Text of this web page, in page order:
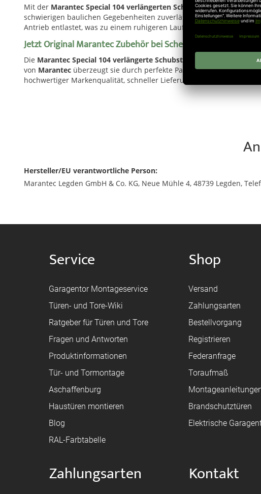
Mit der Marantec Special 104 verlängerten Schubstange 2125 mm
schwierigen baulichen Gegebenheiten zuverlässig arbeitet und
Antrieb entlastet, was zu einem ruhigeren Lauf und einer höheren
Jetzt Original Marantec Zubehör bei Scheurich24 bestellen
Die Marantec Special 104 verlängerte Schubstange 2125 mm
ist die
von Marantec überzeugt sie durch perfekte Passgenauigkeit,
hochwertiger Markenqualität, schneller Lieferung und kompetentem
Hersteller/EU verantwortliche Person:
Marantec Legden GmbH & Co. KG, Neue Mühle 4, 48739 Legden,
Service
Garagentor Montageservice
Türen- und Tore-Wiki
Ratgeber für Türen und Tore
Fragen und Antworten
Produktinformationen
Tür- und Tormontage
Aschaffenburg
Haustüren montieren
Blog
RAL-Farbtabelle
Shop
Versand
Zahlungsarten
Bestellvorgang
Registrieren
Federanfrage
Toraufmaß
Brandschutztüren
Elektrische
Zahlungsarten Kontakt